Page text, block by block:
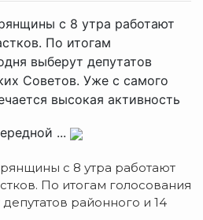
с 8 утра работают
По итогам
выберут депутатов
Советов. Уже с самого
высокая активность
...
с 8 утра работают
По итогам голосования
районного и 14